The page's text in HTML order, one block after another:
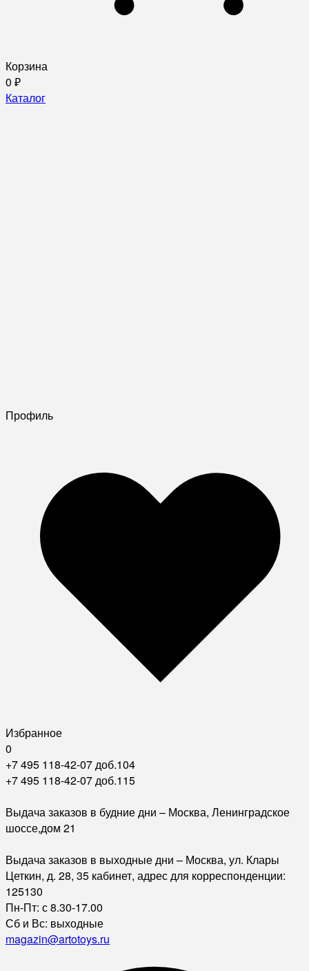
Корзина
0 ₽
Каталог
Профиль
Избранное
0
+7 495 118-42-07 доб.104
+7 495 118-42-07 доб.115
Выдача заказов в будние дни – Москва, Ленинградское
шоссе,дом 21
Выдача заказов в выходные дни – Москва, ул. Клары
Цеткин, д. 28, 35 кабинет, адрес для корреспонденции:
125130
Пн-Пт: с 8.30-17.00
Сб и Вс: выходные
magazin@artotoys.ru